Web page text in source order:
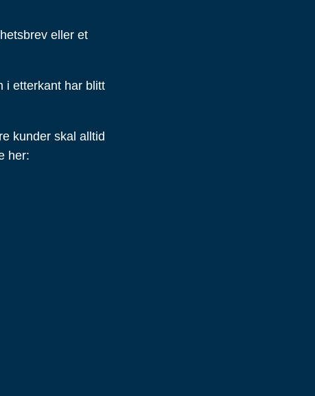
eller et
i etterkant har blitt
kunder skal alltid
her: